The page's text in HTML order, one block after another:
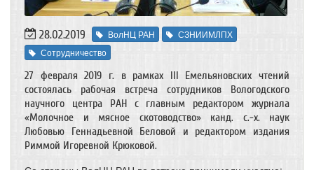
28.02.2019 ВолНЦ РАН
СЗНИИМЛПХ
Сотрудничество
27 февраля 2019 г. в рамках III Емельяновских чтений
состоялась рабочая встреча сотрудников Вологодского
научного центра РАН с главным редактором журнала
«Молочное и мясное скотоводство» канд. с.-х. наук
Любовью Геннадьевной Беловой и редактором издания
Риммой Игоревной Крюковой.